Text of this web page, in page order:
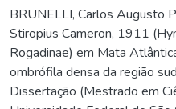
BRUNELLI, Carlos Augusto
Stiropius Cameron, 1911
Rogadinae) em Mata
ombrófila densa da região
Dissertação (Mestrado em